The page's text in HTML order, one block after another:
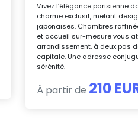
Vivez l’élégance parisienne
charme exclusif, mêlant
japonaises. Chambres
et accueil sur-mesure vous
arrondissement, à deux pas
capitale. Une adresse
sérénité.
À partir de 210